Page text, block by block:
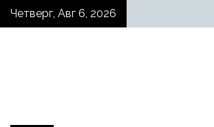
SkipЧетверг, Авг 6, 2026